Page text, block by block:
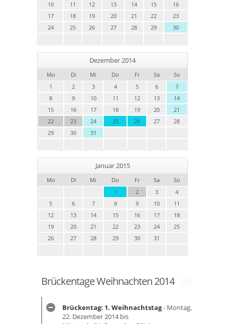
10
11 12 13 14 15
16
17
18 19 20 21 22
23
24
25 26 27 28 29 30
Dezember 2014
Mo Di Mi Do Fr Sa
So
1
2 3 4 5 6
7
8
9 10 11 12 13
14
15
16 17 18 19 20
21
22
23 24 25 26 27
28
29
30 31
Januar 2015
Mo Di Mi Do Fr Sa
So
1
2 3
4
5
6 7 8 9 10
11
12
13 14 15 16 17
18
19
20 21 22 23 24
25
26
27 28 29 30 31
Brückentage Weihnachten 2014
Brückentag: 1. Weihnachtstag- Montag,
22. Dezember 2014 bis